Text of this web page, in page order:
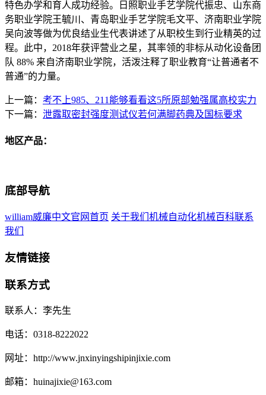
特色办学和育人成功经验。日照职业手艺学院代振忠、山东商
务职业学院王毓川、青岛职业手艺学院毛文平、济南职业学院
吴向波等做为优良结业生代表讲述了从职校生到行业精英的过
程。此中，2018年获评营业之星，其率领的非标从动化设备团
队 88% 来自济南职业学院，活泼注释了职业教育“让普通者不
普通”的力量。
上一篇： 考不上985、211能够看看这5所原部勉强属高校实力
下一篇： 泄露取密封强度测试仪若何满脚药典及国标要求
地区产品：
底部导航
william威廉中文官网首页 关于我们 机械自动化机械百科联系
我们
友情链接
联系方式
联系人：李先生
电话：0318-8222022
网址：http://www.jnxinyingshipinjixie.com
邮箱：huinajixie@163.com